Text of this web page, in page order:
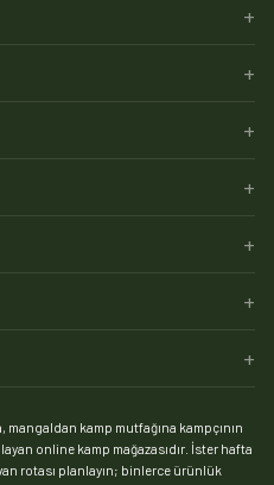
+
+
+
+
+
+
+
mangaldan kamp mutfağına kampçının
online kamp mağazasıdır. İster hafta
rotası planlayın; binlerce ürünlük